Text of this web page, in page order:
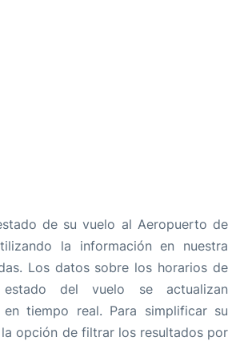
de su vuelo al Aeropuerto de
la información en nuestra
Los datos sobre los horarios de
del vuelo se actualizan
en tiempo real. Para simplificar su
la opción de filtrar los resultados por